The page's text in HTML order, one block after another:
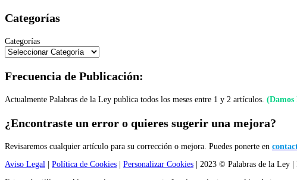
Categorías
Categorías
Frecuencia de Publicación:
Actualmente Palabras de la Ley publica todos los meses entre 1 y 2 artículos. (Damos
¿Encontraste un error o quieres sugerir una mejora?
Revisaremos cualquier artículo para su corrección o mejora. Puedes ponerte en
Aviso Legal
Política de Cookies Personalizar Cookies | 2023 © Palabras de la Ley